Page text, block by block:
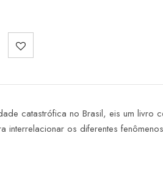
catastrófica no Brasil, eis um livro
interrelacionar os diferentes